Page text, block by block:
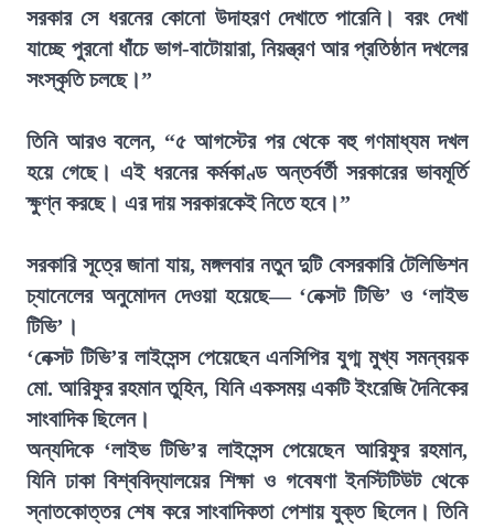
সরকার সে ধরনের কোনো উদাহরণ দেখাতে পারেনি। বরং দেখা
যাচ্ছে পুরনো ধাঁচে ভাগ-বাটোয়ারা, নিয়ন্ত্রণ আর প্রতিষ্ঠান দখলের
সংস্কৃতি চলছে।”
তিনি আরও বলেন, “৫ আগস্টের পর থেকে বহু গণমাধ্যম দখল
হয়ে গেছে। এই ধরনের কর্মকাণ্ড অন্তর্বর্তী সরকারের ভাবমূর্তি
ক্ষুণ্ন করছে। এর দায় সরকারকেই নিতে হবে।”
সরকারি সূত্রে জানা যায়, মঙ্গলবার নতুন দুটি বেসরকারি টেলিভিশন
চ্যানেলের অনুমোদন দেওয়া হয়েছে— ‘নেক্সট টিভি’ ও ‘লাইভ
টিভি’।
‘নেক্সট টিভি’র লাইসেন্স পেয়েছেন এনসিপির যুগ্ম মুখ্য সমন্বয়ক
মো. আরিফুর রহমান তুহিন, যিনি একসময় একটি ইংরেজি দৈনিকের
সাংবাদিক ছিলেন।
অন্যদিকে ‘লাইভ টিভি’র লাইসেন্স পেয়েছেন আরিফুর রহমান,
যিনি ঢাকা বিশ্ববিদ্যালয়ের শিক্ষা ও গবেষণা ইনস্টিটিউট থেকে
স্নাতকোত্তর শেষ করে সাংবাদিকতা পেশায় যুক্ত ছিলেন। তিনি